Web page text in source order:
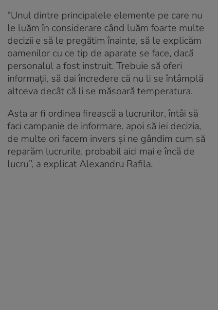
“Unul dintre principalele elemente pe care nu
le luăm în considerare când luăm foarte multe
decizii e să le pregătim înainte, să le explicăm
oamenilor cu ce tip de aparate se face, dacă
personalul a fost instruit. Trebuie să oferi
informații, să dai încredere că nu li se întâmplă
altceva decât că li se măsoară temperatura.
Asta ar fi ordinea firească a lucrurilor, întâi să
faci campanie de informare, apoi să iei decizia,
de multe ori facem invers și ne gândim cum să
reparăm lucrurile, probabil aici mai e încă de
lucru”, a explicat Alexandru Rafila.